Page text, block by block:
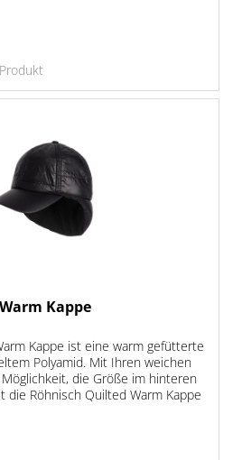
Kappe
Kappe ist eine warm gefütterte
Polyamid. Mit Ihren weichen
die Größe im hinteren
die Röhnisch Quilted Warm Kappe